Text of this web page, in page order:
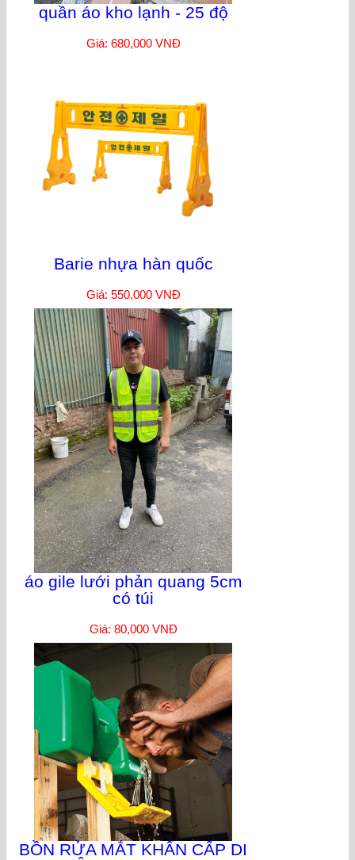
quần áo kho lạnh - 25 độ
Giá: 680,000 VNĐ
Barie nhựa hàn quốc
Giá: 550,000 VNĐ
áo gile lưới phản quang 5cm
có túi
Giá: 80,000 VNĐ
BỒN RỬA MẮT KHẨN CẤP DI